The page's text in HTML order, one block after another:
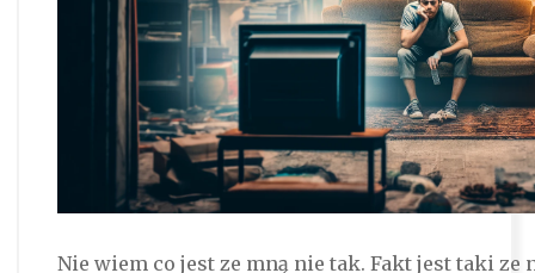
Nie wiem co jest ze mną nie tak. Fakt jest taki